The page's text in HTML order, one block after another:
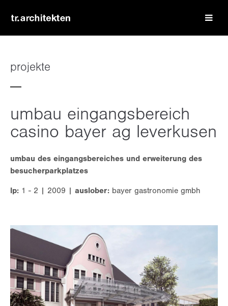
passwort
register lost your password?
support
24h / 365days
we offer support for our customers
projekte
umbau eingangsbereich
casino bayer ag leverkusen
umbau des eingangsbereiches und erweiterung des
besucherparkplatzes
lp: 1 - 2 | 2009 | auslober: bayer gastronomie gmbh